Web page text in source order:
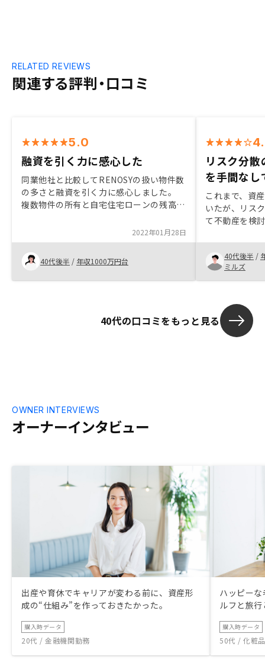
関連する評判・口コミ
RELATED REVIEWS
5.0
融資を引く力に感心した
同業他社と比較してRENOSYの扱い物件数
の多さと融資を引く力に感心しました。
複数物件の所有と自宅住宅ローンの残高が
回答であったが、担当の方が複数の銀行と
交渉を重ねてくださり、金利1％台で融資
枠を引っ張ってきてくれました。管理プラ
ンの料金がやや高い。現在の価格であれば
更新料位はオーナーに還元してほしい。
2022年01月28日
40代後半 / 年収1000万円台
リスク分
を手間なし
これまで、資
いたが、リス
て不動産を検
間がかかる上
であることを
ろ、リノシー
でも聞いてみ
く、リスクに
かからないと
資産額を考慮
40代後半 /
ミルズ
40代の口コミをもっと見る
オーナーインタビュー
OWNER INTERVIEWS
出産や育休でキャリアが変わる前に、資産形
成の“仕組み”を作っておきたかった。
購入時データ
20代 / 金融機関勤務
ハッピー
ルフと旅
購入時データ
50代 / 化粧